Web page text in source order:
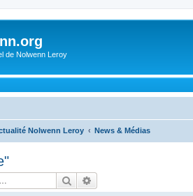
de Nolwenn Leroy
Nolwenn Leroy News & Médias
Rechercher